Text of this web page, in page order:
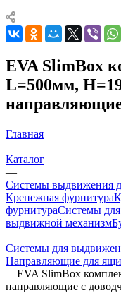
EVA SlimBox
L=500мм,
Главная
—
Каталог
—
Системы выдвижения
Крепежная фурнитура
фурнитураСистемы
выдвижной механизм
—
Системы для
Направляющие для
—EVA SlimBox
направляющие с